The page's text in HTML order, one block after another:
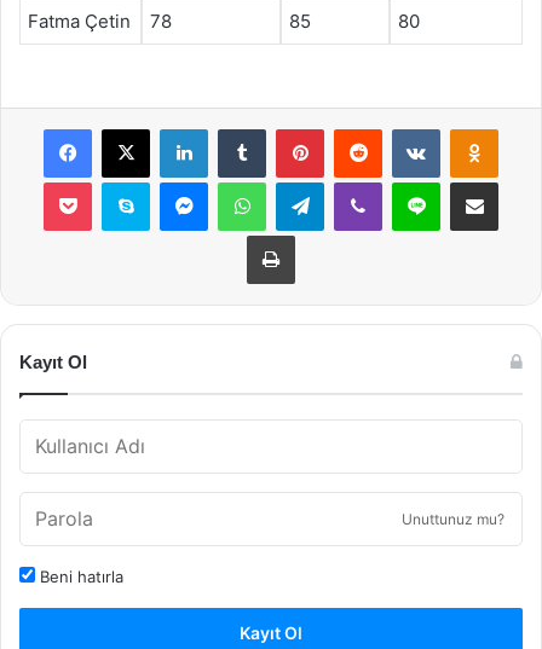
Fatma Çetin 78 85 80
Facebook
X LinkedInTumblr PinterestReddit VKontakte
Pocket Skype MessengerWhatsAppTelegramViber Line E-Posta ile
Yazdır
Kayıt Ol
Unuttunuz mu?
Beni hatırla
Kayıt Ol